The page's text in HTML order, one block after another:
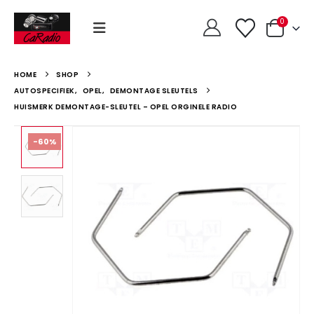
0
HOME
SHOP
AUTOSPECIFIEK, OPEL, DEMONTAGE SLEUTELS
HUISMERK DEMONTAGE-SLEUTEL – OPEL ORGINELE RADIO
-60%